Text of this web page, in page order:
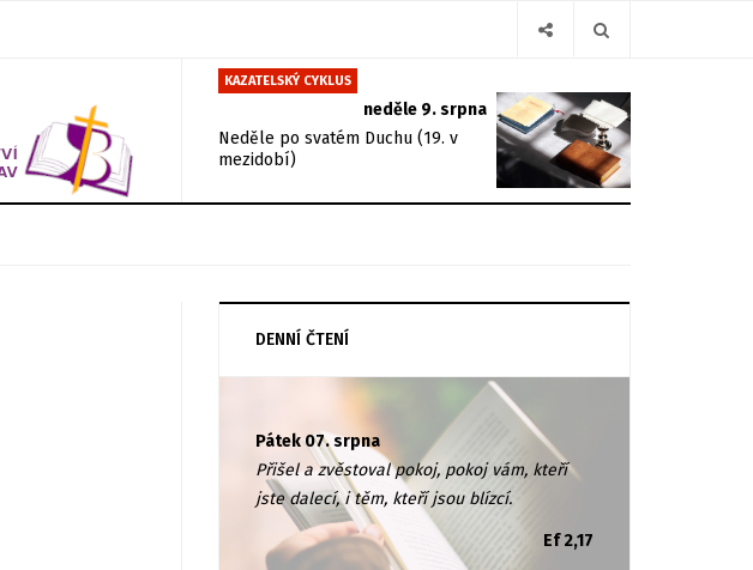
KAZATELSKÝ CYKLUS
neděle 9. srpna
Neděle po svatém Duchu (19. v
mezidobí)
DENNÍ ČTENÍ
Pátek 07. srpna
Přišel a zvěstoval pokoj, pokoj vám, kteří
jste dalecí, i těm, kteří jsou blízcí.
Ef 2,17